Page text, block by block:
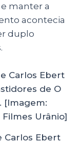
manter a
acontecia
duplo
Carlos Ebert